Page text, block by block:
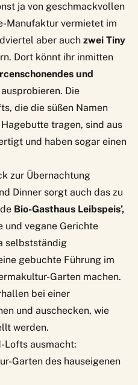
ja von geschmackvollen
Manufaktur vermietet im
aber auch zwei Tiny
Dort könnt ihr inmitten
und
ausprobieren. Die
die die süßen Namen
tragen, sind aus
und haben sogar einen
zur Übernachtung
Dinner sorgt auch das zu
Bio-Gasthaus Leibspeis’,
und vegane Gerichte
selbstständig
gebuchte Führung im
Garten machen.
bei einer
und auschecken, wie
werden.
Lofts ausmacht:
Garten des hauseigenen